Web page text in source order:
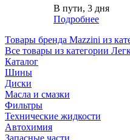
В пути, 3 дня
Подробнее
Товары бренда Mazzini из
Все товары из категории
Каталог
Шины
Диски
Масла и смазки
Фильтры
Технические жидкости
Автохимия